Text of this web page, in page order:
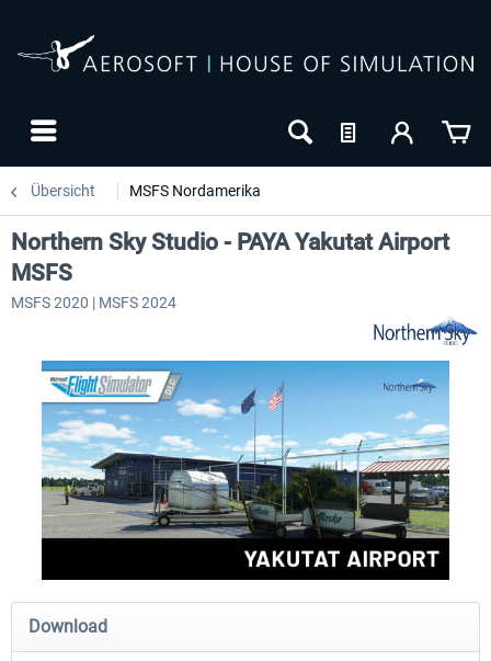
Übersicht MSFS Nordamerika
FSDG - Grönland Kulusuk MSFS Aerosoft Airport
Northern Sky Studio - PAYA Yakutat Airport
MSFS
MSFS 2020 | MSFS 2024
Download